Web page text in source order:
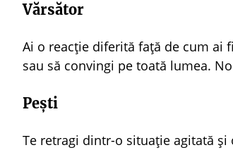
Vărsător
Ai o reacție diferită față de cum ai
sau să convingi pe toată lumea.
Pești
Te retragi dintr-o situație agitată